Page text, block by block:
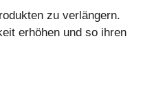
zu verlängern.
erhöhen und so ihren